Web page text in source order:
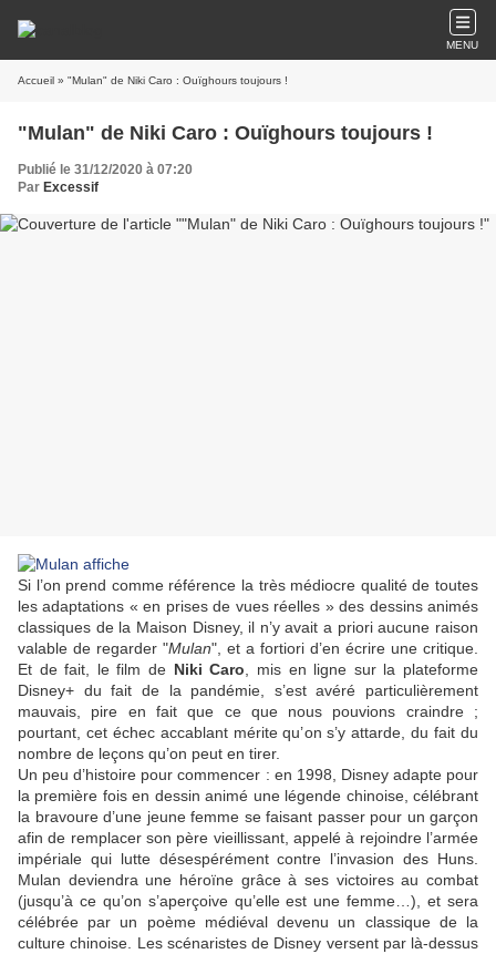
MENU
Accueil » "Mulan" de Niki Caro : Ouïghours toujours !
"Mulan" de Niki Caro : Ouïghours toujours !
Publié le 31/12/2020 à 07:20
Par Excessif
Si l’on prend comme référence la très médiocre qualité de toutes
les adaptations « en prises de vues réelles » des dessins animés
classiques de la Maison Disney, il n’y avait a priori aucune raison
valable de regarder "Mulan", et a fortiori d’en écrire une critique.
Et de fait, le film de Niki Caro , mis en ligne sur la plateforme
Disney+ du fait de la pandémie, s’est avéré particulièrement
mauvais, pire en fait que ce que nous pouvions craindre ;
pourtant, cet échec accablant mérite qu’on s’y attarde, du fait du
nombre de leçons qu’on peut en tirer.
Un peu d’histoire pour commencer : en 1998, Disney adapte pour
la première fois en dessin animé une légende chinoise, célébrant
la bravoure d’une jeune femme se faisant passer pour un garçon
afin de remplacer son père vieillissant, appelé à rejoindre l’armée
impériale qui lutte désespérément contre l’invasion des Huns.
Mulan deviendra une héroïne grâce à ses victoires au combat
(jusqu’à ce qu’on s’aperçoive qu’elle est une femme…), et sera
célébrée par un poème médiéval devenu un classique de la
culture chinoise. Les scénaristes de Disney versent par là-dessus